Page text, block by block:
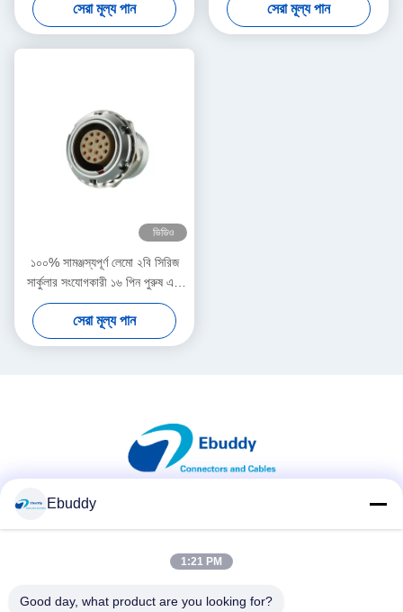
Customized Cable Assmebly
Manufacturer
সেরা মূল্য পান সেরা মূল্য পান
ভিডিও
১০০% সামঞ্জস্যপূর্ণ লেমো ২বি সিরিজ
সার্কুলার সংযোগকারী ১৬ পিন পুরুষ এবং
মহিলা
সেরা মূল্য পান
দ্রুত যোগাযোগ
Ebuddy
1:21 PM
Good day, what product are you looking for?